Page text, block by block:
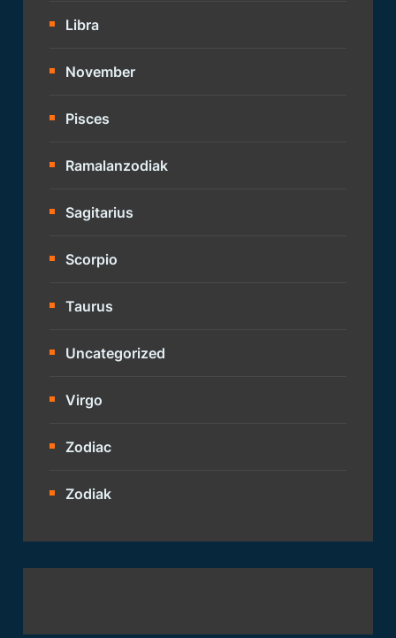
Libra
November
Pisces
Ramalanzodiak
Sagitarius
Scorpio
Taurus
Uncategorized
Virgo
Zodiac
Zodiak